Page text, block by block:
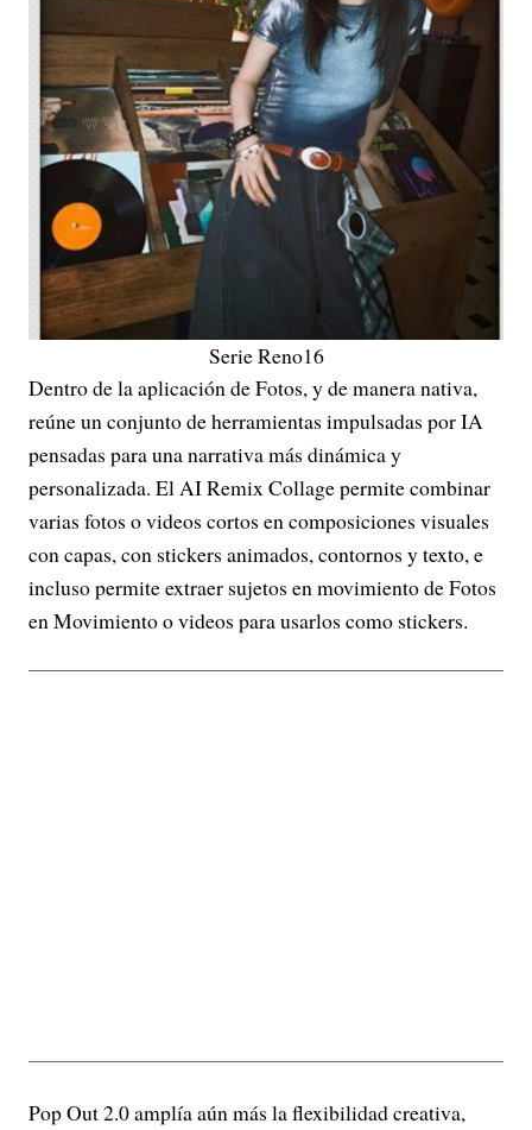
Serie Reno16
Dentro de la aplicación de Fotos, y de manera nativa,
reúne un conjunto de herramientas impulsadas por IA
pensadas para una narrativa más dinámica y
personalizada. El AI Remix Collage permite combinar
varias fotos o videos cortos en composiciones visuales
con capas, con stickers animados, contornos y texto, e
incluso permite extraer sujetos en movimiento de Fotos
en Movimiento o videos para usarlos como stickers.
Pop Out 2.0 amplía aún más la flexibilidad creativa,